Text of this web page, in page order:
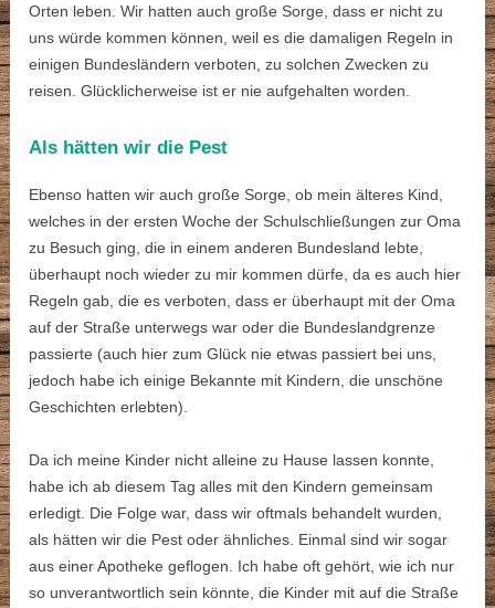
Orten leben. Wir hatten auch große Sorge, dass er nicht zu
uns würde kommen können, weil es die damaligen Regeln in
einigen Bundesländern verboten, zu solchen Zwecken zu
reisen. Glücklicherweise ist er nie aufgehalten worden.
Als hätten wir die Pest
Ebenso hatten wir auch große Sorge, ob mein älteres Kind,
welches in der ersten Woche der Schulschließungen zur Oma
zu Besuch ging, die in einem anderen Bundesland lebte,
überhaupt noch wieder zu mir kommen dürfe, da es auch hier
Regeln gab, die es verboten, dass er überhaupt mit der Oma
auf der Straße unterwegs war oder die Bundeslandgrenze
passierte (auch hier zum Glück nie etwas passiert bei uns,
jedoch habe ich einige Bekannte mit Kindern, die unschöne
Geschichten erlebten).
Da ich meine Kinder nicht alleine zu Hause lassen konnte,
habe ich ab diesem Tag alles mit den Kindern gemeinsam
erledigt. Die Folge war, dass wir oftmals behandelt wurden,
als hätten wir die Pest oder ähnliches. Einmal sind wir sogar
aus einer Apotheke geflogen. Ich habe oft gehört, wie ich nur
so unverantwortlich sein könnte, die Kinder mit auf die Straße